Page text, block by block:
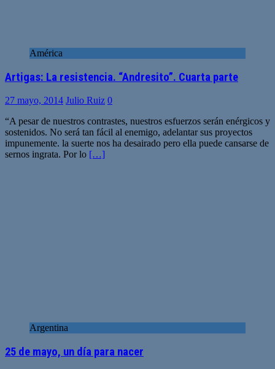
América
Artigas: La resistencia. “Andresito”. Cuarta parte
27 mayo, 2014 Julio Ruiz 0
“A pesar de nuestros contrastes, nuestros esfuerzos serán enérgicos y
sostenidos. No será tan fácil al enemigo, adelantar sus proyectos
impunemente. la suerte nos ha desairado pero ella puede cansarse de
sernos ingrata. Por lo […]
Argentina
25 de mayo, un día para nacer